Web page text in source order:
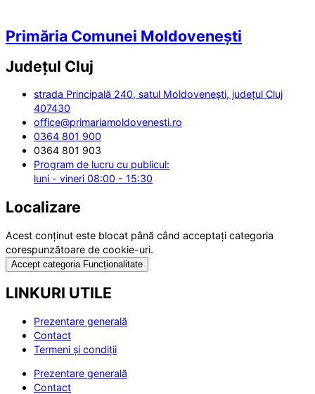
Primăria Comunei Moldovenești
Județul Cluj
strada Principală 240, satul Moldovenești, județul Cluj
407430
office@primariamoldovenesti.ro
0364 801 900
0364 801 903
Program de lucru cu publicul:
luni - vineri 08:00 - 15:30
Localizare
Acest conținut este blocat până când acceptați categoria
corespunzătoare de cookie-uri.
Accept categoria Funcționalitate
LINKURI UTILE
Prezentare generală
Contact
Termeni și condiții
Prezentare generală
Contact